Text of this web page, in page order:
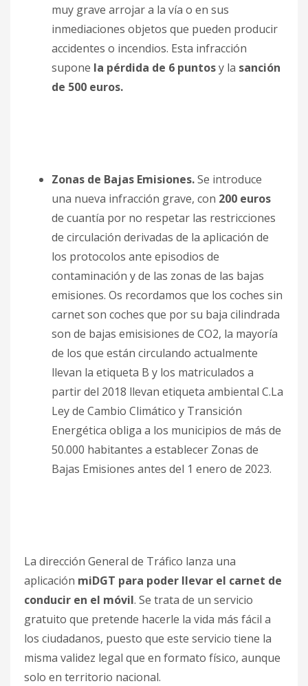
muy grave arrojar a la vía o en sus
inmediaciones objetos que pueden producir
accidentes o incendios. Esta infracción
supone la pérdida de 6 puntosy la sanción
de 500 euros.
Zonas de Bajas Emisiones.Se introduce
una nueva infracción grave, con 200 euros
de cuantía por no respetar las restricciones
de circulación derivadas de la aplicación de
los protocolos ante episodios de
contaminación y de las zonas de las bajas
emisiones. Os recordamos que los coches sin
carnet son coches que por su baja cilindrada
son de bajas emisisiones de CO2, la mayoría
de los que están circulando actualmente
llevan la etiqueta B y los matriculados a
partir del 2018 llevan etiqueta ambiental C.La
Ley de Cambio Climático y Transición
Energética obliga a los municipios de más de
50.000 habitantes a establecer Zonas de
Bajas Emisiones antes del 1 enero de 2023.
La dirección General de Tráfico lanza una
aplicación miDGT para poder llevar el carnet de
conducir en el móvil. Se trata de un servicio
gratuito que pretende hacerle la vida más fácil a
los ciudadanos, puesto que este servicio tiene la
misma validez legal que en formato físico, aunque
solo en territorio nacional.